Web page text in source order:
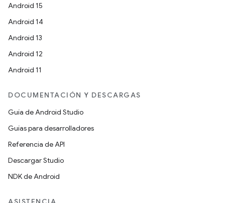
Android 15
Android 14
Android 13
Android 12
Android 11
DOCUMENTACIÓN Y DESCARGAS
Guía de Android Studio
Guías para desarrolladores
Referencia de API
Descargar Studio
NDK de Android